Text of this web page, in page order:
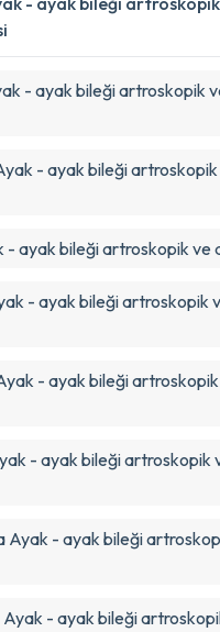
- ayak bileği artroskopik
- ayak bileği artroskopik
- ayak bileği artroskopik ve
- ayak bileği artroskopik
- ayak bileği artroskopik
- ayak bileği artroskopik
Ayak - ayak bileği
Ayak - ayak bileği